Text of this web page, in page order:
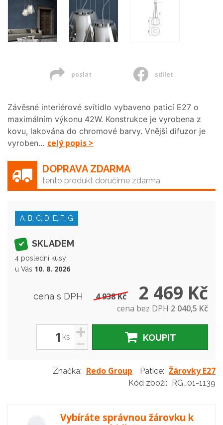
poslat sdílet
Závěsné interiérové svítidlo vybaveno paticí E27 o
maximálním výkonu 42W. Konstrukce je vyrobena z
kovu, lakována do chromové barvy. Vnější difuzor je
vyroben… celý popis >
DOPRAVA ZDARMA
tento produkt doručíme zdarma
A; B; C; D; E; F; G
SKLADEM
4 poslední kusy
u Vás 10. 8. 2026
cena s DPH 4 938 Kč 2 469 Kč
cena bez DPH 2 040,5 Kč
ks
+
-
KOUPIT
Značka: Redo Group Patice: Žárovky E27
Kód zboží: RG_01-1139
Vybíráte správnou žárovku k